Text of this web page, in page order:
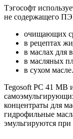
Тэгософт
не содержащего
очищающих
в рецептах
в маслах для
в масляных
в сухом масле.
Tegosoft PC 41 MB
концентраты для
гидрофильные
эмульгируются при